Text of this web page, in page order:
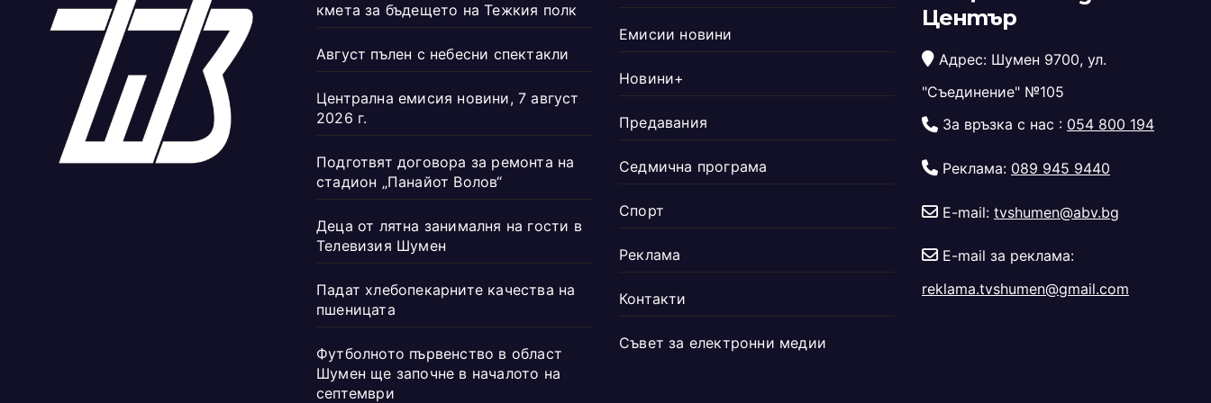
кмета за бъдещето на Тежкия полк
Август пълен с небесни спектакли
Централна емисия новини, 7 август
2026 г.
Подготвят договора за ремонта на
стадион „Панайот Волов“
Деца от лятна занималня на гости в
Телевизия Шумен
Падат хлебопекарните качества на
пшеницата
Футболното първенство в област
Шумен ще започне в началото на
септември
Емисии новини
Новини+
Предавания
Седмична програма
Спорт
Реклама
Контакти
Съвет за електронни медии
Център
Адрес: Шумен 9700, ул.
"Съединение" №105
За връзка с нас : 054 800 194
Реклама: 089 945 9440
E-mail: tvshumen@abv.bg
E-mail за реклама:
reklama.tvshumen@gmail.com